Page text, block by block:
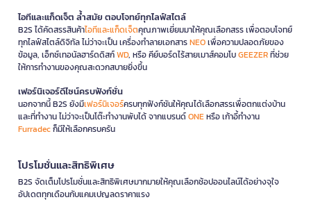
ไอทีและแก็ดเจ็ต ล้ำสมัย ตอบโจทย์ทุกไลฟ์สไตล์
B2S ได้คัดสรรสินค้าไอทีและแก็ดเจ็ตคุณภาพเยี่ยมมาให้คุณเลือกสรร เพื่อตอบโจทย์
ทุกไลฟ์สไตล์ดิจิทัล ไม่ว่าจะเป็น เครื่องทำลายเอกสารNEOเพื่อความปลอดภัยของ
ข้อมูล, เอ็กซ์เทอนัลฮาร์ดดิสก์WD, หรือ คีย์บอร์ดไร้สายเมาส์คอมโบGEEZERที่ช่วย
ให้การทำงานของคุณสะดวกสบายยิ่งขึ้น
เฟอร์นิเจอร์ดีไซน์ครบฟังก์ชั่น
นอกจากนี้ B2S ยังมีเฟอร์นิเจอร์ครบทุกฟังก์ชันให้คุณได้เลือกสรรเพื่อตกแต่งบ้าน
และที่ทำงาน ไม่ว่าจะเป็นโต๊ะทำงานพับได้ จากแบรนด์ONEหรือ เก้าอี้ทำงาน
Furradecก็มีให้เลือกครบครัน
โปรโมชั่นและสิทธิพิเศษ
B2S จัดเต็มโปรโมชั่นและสิทธิพิเศษมากมายให้คุณเลือกช้อปออนไลน์ได้อย่างจุใจ
อัปเดตทุกเดือนกับแคมเปญลดราคาแรง